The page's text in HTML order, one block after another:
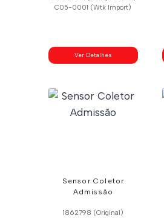
C05-0001 (Wtk Import)
Ver Detalhes
Sensor Coletor
Admissão
1862798 (Original)